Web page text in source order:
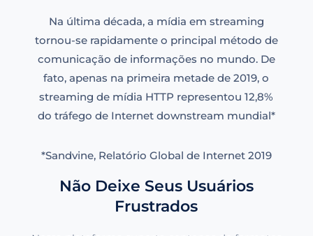
Na última década, a mídia em streaming
tornou-se rapidamente o principal método de
comunicação de informações no mundo. De
fato, apenas na primeira metade de 2019, o
streaming de mídia HTTP representou 12,8%
do tráfego de Internet downstream mundial*
*Sandvine, Relatório Global de Internet 2019
Não Deixe Seus Usuários
Frustrados